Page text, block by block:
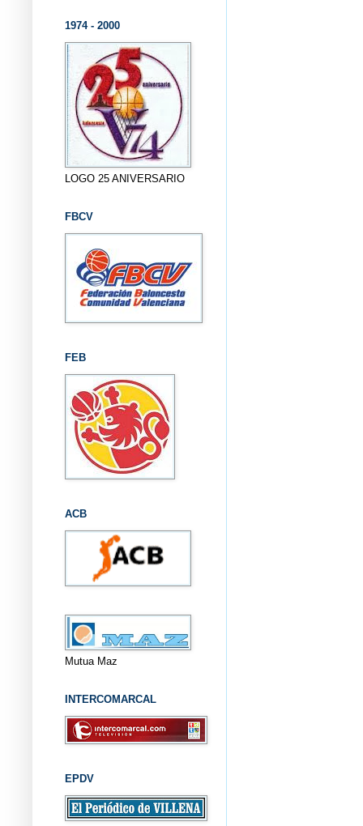
1974 - 2000
LOGO 25 ANIVERSARIO
FBCV
FEB
ACB
Mutua Maz
INTERCOMARCAL
EPDV